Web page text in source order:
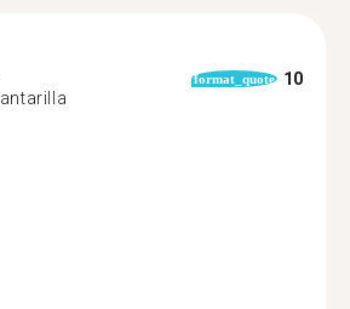
format_quote 10